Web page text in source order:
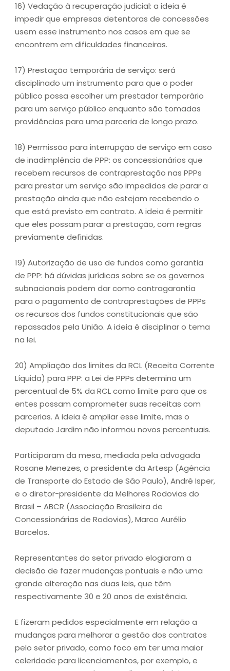
16) Vedação à recuperação judicial: a ideia é
impedir que empresas detentoras de concessões
usem esse instrumento nos casos em que se
encontrem em dificuldades financeiras.
17) Prestação temporária de serviço: será
disciplinado um instrumento para que o poder
público possa escolher um prestador temporário
para um serviço público enquanto são tomadas
providências para uma parceria de longo prazo.
18) Permissão para interrupção de serviço em caso
de inadimplência de PPP: os concessionários que
recebem recursos de contraprestação nas PPPs
para prestar um serviço são impedidos de parar a
prestação ainda que não estejam recebendo o
que está previsto em contrato. A ideia é permitir
que eles possam parar a prestação, com regras
previamente definidas.
19) Autorização de uso de fundos como garantia
de PPP: há dúvidas jurídicas sobre se os governos
subnacionais podem dar como contragarantia
para o pagamento de contraprestações de PPPs
os recursos dos fundos constitucionais que são
repassados pela União. A ideia é disciplinar o tema
na lei.
20) Ampliação dos limites da RCL (Receita Corrente
Líquida) para PPP: a Lei de PPPs determina um
percentual de 5% da RCL como limite para que os
entes possam comprometer suas receitas com
parcerias. A ideia é ampliar esse limite, mas o
deputado Jardim não informou novos percentuais.
Participaram da mesa, mediada pela advogada
Rosane Menezes, o presidente da Artesp (Agência
de Transporte do Estado de São Paulo), André Isper,
e o diretor-presidente da Melhores Rodovias do
Brasil – ABCR (Associação Brasileira de
Concessionárias de Rodovias), Marco Aurélio
Barcelos.
Representantes do setor privado elogiaram a
decisão de fazer mudanças pontuais e não uma
grande alteração nas duas leis, que têm
respectivamente 30 e 20 anos de existência.
E fizeram pedidos especialmente em relação a
mudanças para melhorar a gestão dos contratos
pelo setor privado, como foco em ter uma maior
celeridade para licenciamentos, por exemplo, e